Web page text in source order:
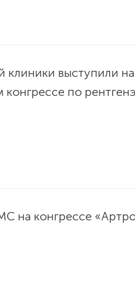
клиники выступили на
по
на конгрессе